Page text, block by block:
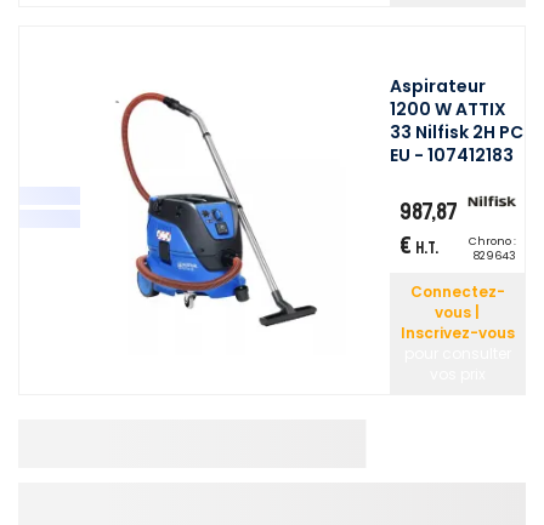
Aspirateur
1200 W ATTIX
33 Nilfisk 2H PC
EU - 107412183
987,87
€ H.T.
Chrono :
829643
Connectez-
vous |
Inscrivez-vous